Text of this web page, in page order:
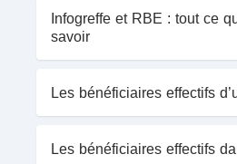
Infogreffe et RBE : tout ce
savoir
Les bénéficiaires effectifs
Les bénéficiaires effectifs